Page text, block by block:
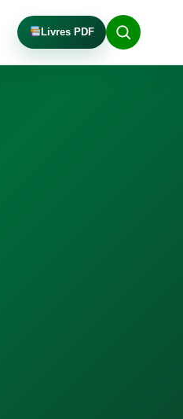
Livres PDF